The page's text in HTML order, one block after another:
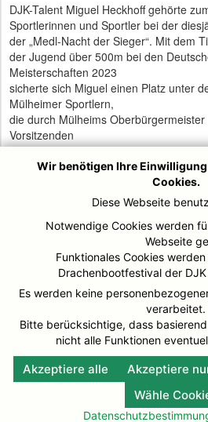
DJK-Talent Miguel Heckhoff gehörte
Sportlerinnen und Sportler bei der
der „Medl-Nacht der Sieger“. Mit dem
der Jugend über 500m bei den
Meisterschaften 2023
sicherte sich Miguel einen Platz unter
Mülheimer Sportlern,
die durch Mülheims
Vorsitzenden
des Mülheimer Sportbundes Frank
Erfolge
Die „Medl-Nacht der Sieger“ ist die
Mülheimer Sports, bei der Sportler
besonderen
Dank erfahren. Den Ehrungen schloss
Programm mit künstlerischen und
Wir als DJK Ruhrwacht freuen uns
großen Mülheimer Rahmen unserem
Heckhoff
erwiesen wurde.
© DJK-Ruhrwacht 2026
Wir benötigen Ihre
Cookies.
Diese Webseite
Notwendige Cookies werden
Webseite
Funktionales Cookies
Drachenbootfestival der
Es werden keine
verarbeitet.
Bitte berücksichtige, dass
nicht alle Funktionen
Akzeptiere alle
Akzeptiere
Wähle